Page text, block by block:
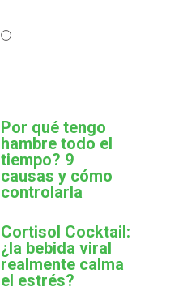
Por qué tengo
hambre todo el
tiempo? 9
causas y cómo
controlarla
Cortisol Cocktail:
¿la bebida viral
realmente calma
el estrés?